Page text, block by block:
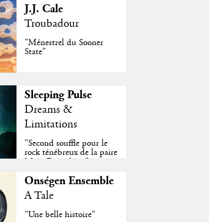
J.J. Cale
Troubadour
"Ménestrel du Sooner
State"
Sleeping Pulse
Dreams &
Limitations
"Second souffle pour le
rock ténébreux de la paire
Moss-Fazendeiro"
Onségen Ensemble
A Tale
"Une belle histoire"